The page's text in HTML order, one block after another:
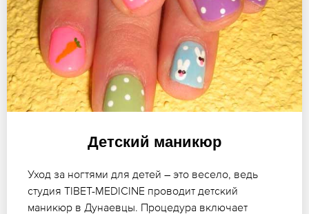
Детский маникюр
Уход за ногтями для детей – это весело, ведь
студия TIBET-MEDICINE проводит детский
маникюр в Дунаевцы. Процедура включает